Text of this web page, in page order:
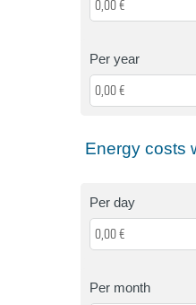
Per year
Energy costs
Per day
Per month